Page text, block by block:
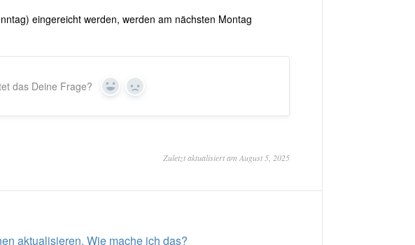
eingereicht werden, werden am nächsten Montag
das Deine Frage? Yes No
Zuletzt aktualisiert am August 5, 2025
aktualisieren. Wie mache ich das?